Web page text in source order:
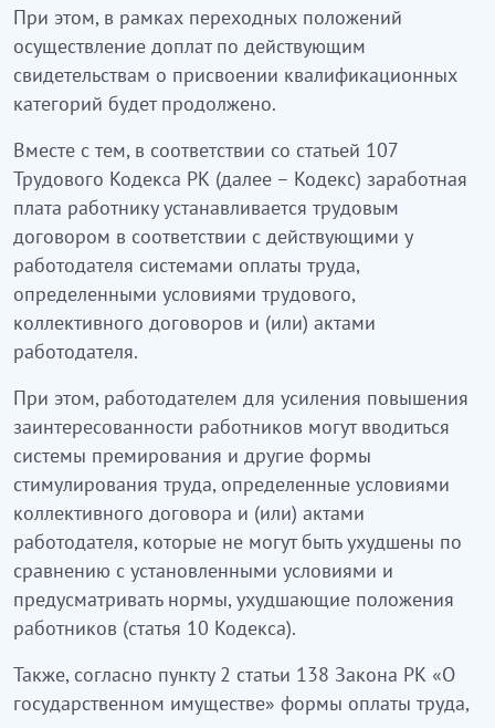
При этом, в рамках переходных положений
осуществление доплат по действующим
свидетельствам о присвоении квалификационных
категорий будет продолжено.
Вместе с тем, в соответствии со статьей 107
Трудового Кодекса РК (далее – Кодекс) заработная
плата работнику устанавливается трудовым
договором в соответствии с действующими у
работодателя системами оплаты труда,
определенными условиями трудового,
коллективного договоров и (или) актами
работодателя.
При этом, работодателем для усиления повышения
заинтересованности работников могут вводиться
системы премирования и другие формы
стимулирования труда, определенные условиями
коллективного договора и (или) актами
работодателя, которые не могут быть ухудшены по
сравнению с установленными условиями и
предусматривать нормы, ухудшающие положения
работников (статья 10 Кодекса).
Также, согласно пункту 2 статьи 138 Закона РК «О
государственном имуществе» формы оплаты труда,